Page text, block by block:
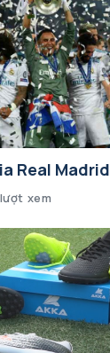
Real Madrid
xem